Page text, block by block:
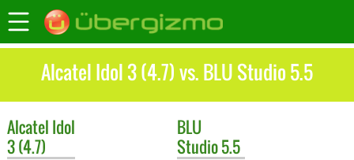
Alcatel Idol 3 (4.7) vs. BLU Studio 5.5
Alcatel Idol
3 (4.7)
BLU
Studio 5.5